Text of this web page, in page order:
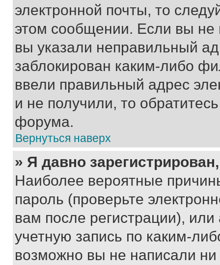
электронной почты, то
этом сообщении. Если вы
вы указали неправильный
заблокирован каким-либо
ввели правильный адрес
и не получили, то
форума.
Вернуться наверх
» Я давно
Наиболее вероятные
пароль (проверьте
вам после регистрации),
учетную запись по каким-
возможно вы не написали